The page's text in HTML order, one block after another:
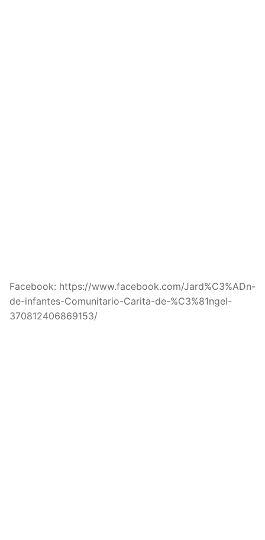
Facebook: https://www.facebook.com/Jard%C3%ADn-
de-infantes-Comunitario-Carita-de-%C3%81ngel-
370812406869153/